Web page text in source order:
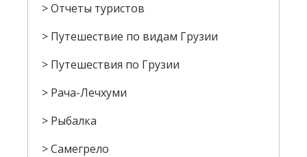
Отчеты туристов
Путешествие по видам Грузии
Путешествия по Грузии
Рача-Лечхуми
Рыбалка
Самегрело